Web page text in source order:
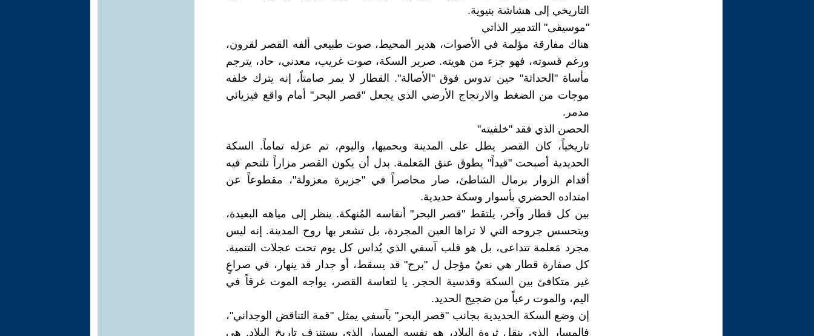
التاريخي إلى هشاشة بنيوية.
"موسيقى" التدمير الذاتي
هناك مفارقة مؤلمة في الأصوات، هدير المحيط، صوت طبيعي ألفه القصر لقرون،
ورغم قسوته، فهو جزء من هويته. صرير السكة، صوت غريب، معدني، حاد، يترجم
مأساة "الحداثة" حين تدوس فوق "الأصالة". القطار لا يمر صامتاً، إنه يترك خلفه
موجات من الضغط والارتجاج الأرضي الذي يجعل "قصر البحر" أمام واقع فيزيائي
مدمر.
الحصن الذي فقد "خلفيته"
تاريخياً، كان القصر يطل على المدينة ويحميها، واليوم، تم عزله تماماً. السكة
الحديدية أصبحت "قيداً" يطوق عنق المَعلمة. بدل أن يكون القصر مزاراً تلتحم فيه
أقدام الزوار برمال الشاطئ، صار محاصراً في "جزيرة معزولة"، مقطوعاً عن
امتداده الحضري بأسوار وسكة حديدية.
بين كل قطار وآخر، يلتقط "قصر البحر" أنفاسه المُنهكة. ينظر إلى مياهه البعيدة،
ويتحسس جروحه التي لا تراها العين المجردة، بل تشعر بها روح المدينة. إنه ليس
مجرد مَعلمة تتداعى، بل هو قلب آسفي الذي يُداس كل يوم تحت عجلات التنمية.
كل صفارة قطار هي نعيٌ مؤجل ل "برج" قد يسقط، أو جدار قد ينهار، في صراعٍ
غير متكافئ بين السكة وقدسية الحجر. يا لتعاسة القصر، يواجه الموت غرقاً في
اليم، والموت رعباً من ضجيج الحديد.
إن وضع السكة الحديدية بجانب "قصر البحر" بآسفي يمثل "قمة التناقض الوجداني"،
فالمسار الذي ينقل ثروة البلاد، هو نفسه المسار الذي يستنزف تاريخ البلاد. هي